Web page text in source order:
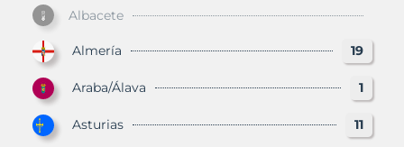
Albacete
Almería 19
Araba/Álava 1
Asturias 11